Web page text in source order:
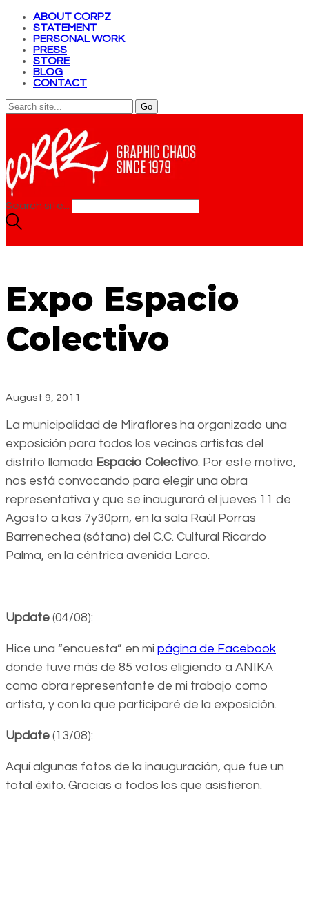
ABOUT CORPZ
STATEMENT
PERSONAL WORK
PRESS
STORE
BLOG
CONTACT
Search site...
Expo Espacio
Colectivo
August 9, 2011
La municipalidad de Miraflores ha organizado una
exposición para todos los vecinos artistas del
distrito llamada Espacio Colectivo. Por este motivo,
nos está convocando para elegir una obra
representativa y que se inaugurará el jueves 11 de
Agosto a kas 7y30pm, en la sala Raúl Porras
Barrenechea (sótano) del C.C. Cultural Ricardo
Palma, en la céntrica avenida Larco.
Update (04/08):
Hice una “encuesta” en mi página de Facebook
donde tuve más de 85 votos eligiendo a ANIKA
como obra representante de mi trabajo como
artista, y con la que participaré de la exposición.
Update (13/08):
Aquí algunas fotos de la inauguración, que fue un
total éxito. Gracias a todos los que asistieron.